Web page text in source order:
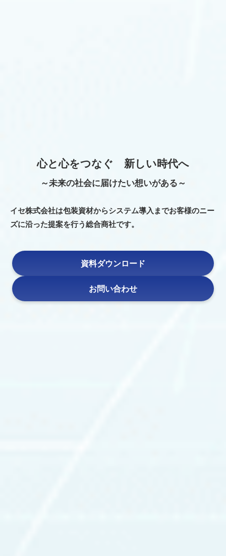
心と心をつなぐ 新しい時代へ
～未来の社会に届けたい想いがある～
イセ株式会社は包装資材からシステム導入までお客様のニー
ズに沿った提案を行う総合商社です。
資料ダウンロード
お問い合わせ